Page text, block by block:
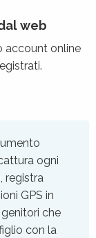
web
account online
ogni
registra
GPS in
che
con la